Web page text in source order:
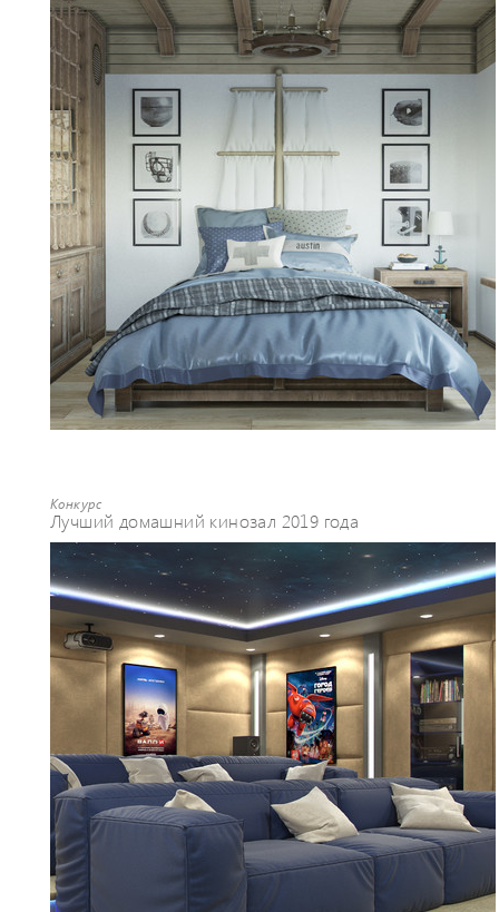
Конкурс
Лучший домашний кинозал 2019 года